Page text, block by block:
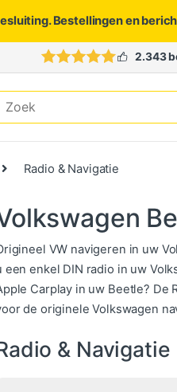
Bestellingen en
2.343
for:
Radio & Navigatie
VW navigeren in uw
een enkel DIN radio in uw
Carplay in uw Beetle? De
de originele Volkswagen
& Navigatie